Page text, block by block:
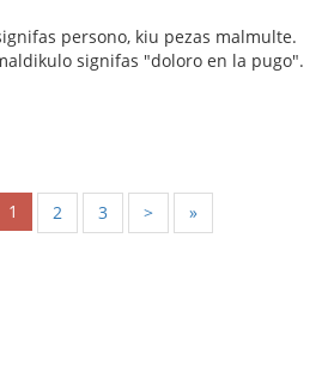
persono, kiu pezas malmulte.
signifas "doloro en la pugo".
1 2 3 > »